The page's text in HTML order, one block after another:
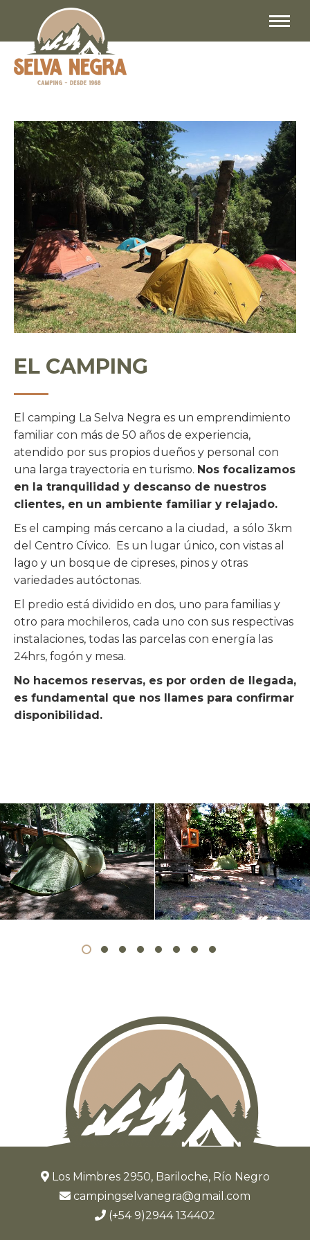
EL CAMPING
El camping La Selva Negra es un emprendimiento
familiar con más de 50 años de experiencia,
atendido por sus propios dueños y personal con
una larga trayectoria en turismo. Nos focalizamos
en la tranquilidad y descanso de nuestros
clientes, en un ambiente familiar y relajado.
Es el camping más cercano a la ciudad, a sólo 3km
del Centro Cívico. Es un lugar único, con vistas al
lago y un bosque de cipreses, pinos y otras
variedades autóctonas.
El predio está dividido en dos, uno para familias y
otro para mochileros, cada uno con sus respectivas
instalaciones, todas las parcelas con energía las
24hrs, fogón y mesa.
No hacemos reservas, es por orden de llegada,
es fundamental que nos llames para confirmar
disponibilidad.
Los Mimbres 2950, Bariloche, Río Negro
campingselvanegra@gmail.com
(+54 9)2944 134402